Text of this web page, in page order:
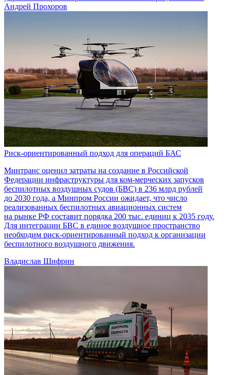
Андрей Прохоров
Риск-ориентированный подход для операций БАС
Минтранс оценил затраты на создание в Российской
Федерации инфраструктуры для ком-мерческих запусков
беспилотных воздушных судов (БВС) в 236 млрд рублей
до 2030 года, а Минпром России ожидает, что число
реализованных беспилотных авиационных систем
на рынке РФ составит порядка 200 тыс. единиц к 2035 году.
Для интеграции БВС в единое воздушное пространство
необходим риск-ориентированный подход к организации
беспилотного воздушного движения.
Владислав Шифрин